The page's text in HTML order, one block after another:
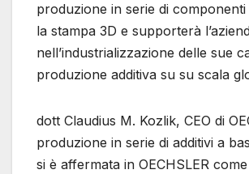
produzione in serie di
la stampa 3D e supporterà
nell’industrializzazione delle sue
produzione additiva su su scala
dott Claudius M. Kozlik, CEO di
produzione in serie di additivi a
si è affermata in OECHSLER